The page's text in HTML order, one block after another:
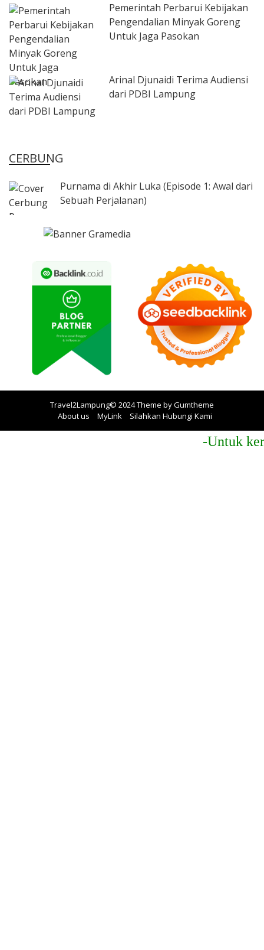
Pemerintah Perbarui Kebijakan
Pengendalian Minyak Goreng
Untuk Jaga Pasokan
Arinal Djunaidi Terima Audiensi
dari PDBI Lampung
CERBUNG
Purnama di Akhir Luka (Episode 1: Awal dari
Sebuah Perjalanan)
Travel2Lampung© 2024 Theme byGumtheme
About us
MyLink Silahkan Hubungi Kami
-Untuk kerjasama